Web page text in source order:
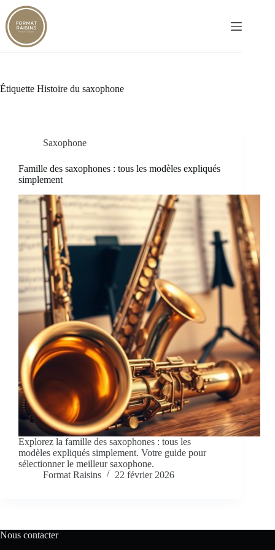
Passer
au
contenu
Étiquette Histoire du saxophone
Saxophone
Famille des saxophones : tous les modèles expliqués
simplement
Explorez la famille des saxophones : tous les
modèles expliqués simplement. Votre guide pour
sélectionner le meilleur saxophone.
Format Raisins
22 février 2026
Nous contacter